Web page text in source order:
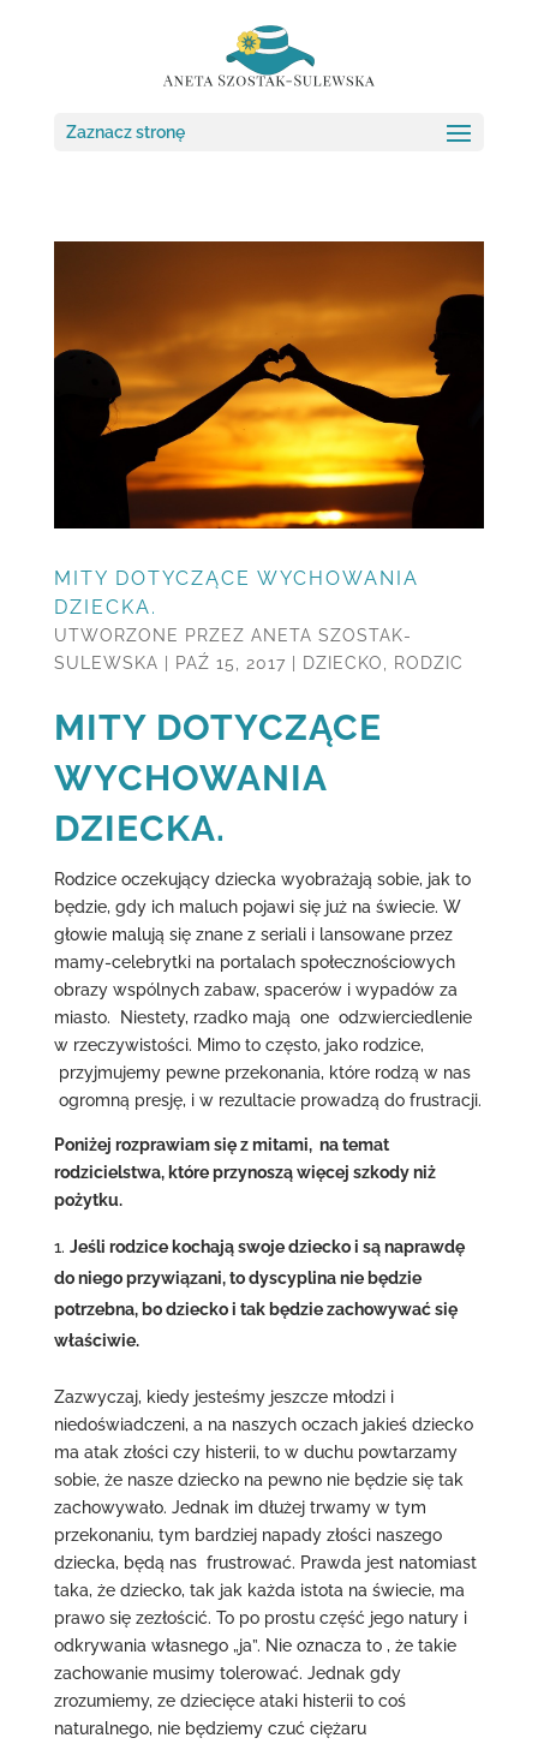
Zaznacz stronę
MITY DOTYCZĄCE WYCHOWANIA
DZIECKA.
UTWORZONE PRZEZ ANETA SZOSTAK-
SULEWSKA | PAŹ 15, 2017 | DZIECKO RODZIC
MITY DOTYCZĄCE
WYCHOWANIA
DZIECKA.
Rodzice oczekujący dziecka wyobrażają sobie, jak to
będzie, gdy ich maluch pojawi się już na świecie. W
głowie malują się znane z seriali i lansowane przez
mamy-celebrytki na portalach społecznościowych
obrazy wspólnych zabaw, spacerów i wypadów za
miasto. Niestety, rzadko mają one odzwierciedlenie
w rzeczywistości. Mimo to często, jako rodzice,
przyjmujemy pewne przekonania, które rodzą w nas
ogromną presję, i w rezultacie prowadzą do frustracji.
Poniżej rozprawiam się z mitami, na temat
rodzicielstwa, które przynoszą więcej szkody niż
pożytku.
Jeśli rodzice kochają swoje dziecko i są naprawdę
do niego przywiązani, to dyscyplina nie będzie
potrzebna, bo dziecko i tak będzie zachowywać się
właściwie.
Zazwyczaj, kiedy jesteśmy jeszcze młodzi i
niedoświadczeni, a na naszych oczach jakieś dziecko
ma atak złości czy histerii, to w duchu powtarzamy
sobie, że nasze dziecko na pewno nie będzie się tak
zachowywało. Jednak im dłużej trwamy w tym
przekonaniu, tym bardziej napady złości naszego
dziecka, będą nas frustrować. Prawda jest natomiast
taka, że dziecko, tak jak każda istota na świecie, ma
prawo się zezłościć. To po prostu część jego natury i
odkrywania własnego „ja”. Nie oznacza to , że takie
zachowanie musimy tolerować. Jednak gdy
zrozumiemy, ze dziecięce ataki histerii to coś
naturalnego, nie będziemy czuć ciężaru